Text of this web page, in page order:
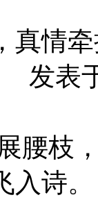
真情
发表
腰枝
入诗